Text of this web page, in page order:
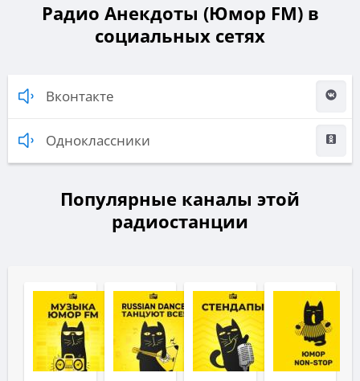
Радио Анекдоты (Юмор FM) в
социальных сетях
Вконтакте
Одноклассники
Популярные каналы этой
радиостанции